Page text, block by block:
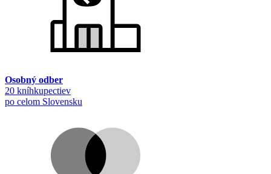
Osobný odber
20 kníhkupectiev
po celom Slovensku